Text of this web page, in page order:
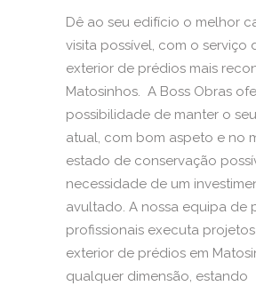
Dê ao seu edifício o melhor
visita possível, com o serviço
exterior de prédios mais
Matosinhos. A Boss Obras
possibilidade de manter o
atual, com bom aspeto e no
estado de conservação
necessidade de um
avultado. A nossa equipa de
profissionais executa
exterior de prédios em
qualquer dimensão, estando